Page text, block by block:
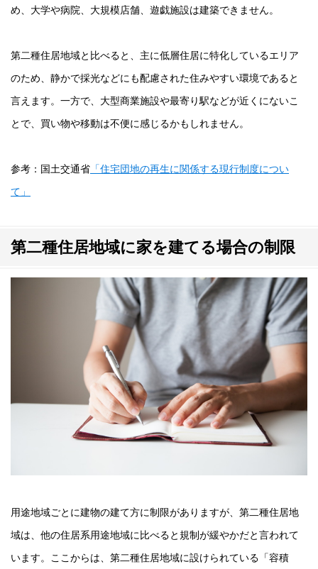
め、大学や病院、大規模店舗、遊戯施設は建築できません。
第二種住居地域と比べると、主に低層住居に特化しているエリア
のため、静かで採光などにも配慮された住みやすい環境であると
言えます。一方で、大型商業施設や最寄り駅などが近くにないこ
とで、買い物や移動は不便に感じるかもしれません。
参考：国土交通省 「住宅団地の再生に関係する現行制度につい
て」
第二種住居地域に家を建てる場合の制限
用途地域ごとに建物の建て方に制限がありますが、第二種住居地
域は、他の住居系用途地域に比べると規制が緩やかだと言われて
います。
ここからは、第二種住居地域に設けられている「容積